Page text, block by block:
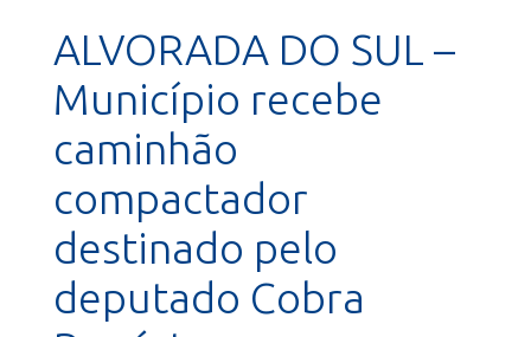
ALVORADA DO SUL –
Município recebe
caminhão
compactador
destinado pelo
deputado Cobra